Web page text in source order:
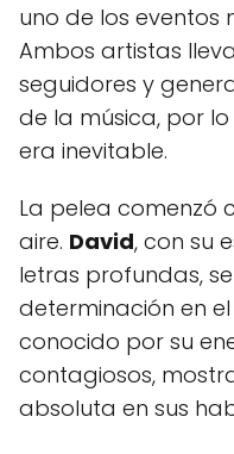
uno de los eventos
Ambos artistas
seguidores y
de la música, por
era inevitable.
La pelea comenzó
aire. David, con su
letras profundas,
determinación en
conocido por su
contagiosos,
absoluta en sus